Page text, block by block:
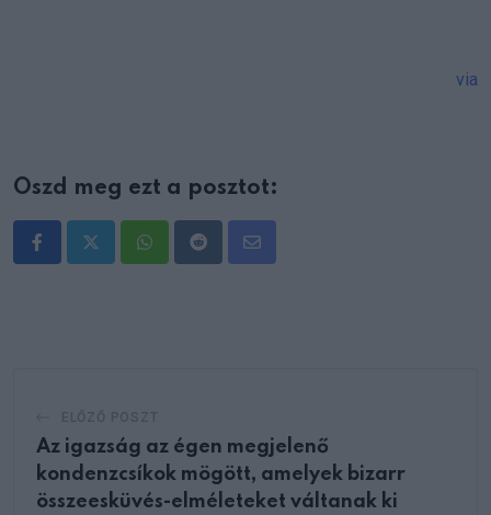
via
Oszd meg ezt a posztot:
WhatsappRedditShare
Az igazság az égen megjelenő
kondenzcsíkok mögött, amelyek bizarr
összeesküvés-elméleteket váltanak ki